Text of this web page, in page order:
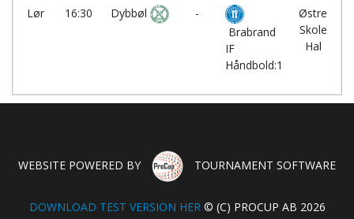
Lør 16:30 Dybbøl
-
Brabrand
IF
Håndbold:1
Østre
Skole
Hal
WEBSITE POWERED BY TOURNAMENT SOFTWARE
DOWNLOAD TEST VERSION HER© (C) PROCUP AB 2026